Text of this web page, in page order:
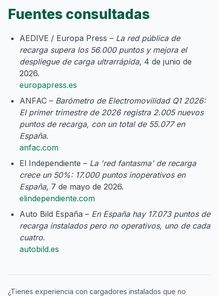
Fuentes consultadas
AEDIVE / Europa Press – La red pública de
recarga supera los 56.000 puntos y mejora el
despliegue de carga ultrarrápida, 4 de junio de
2026.
europapress.es
ANFAC – Barómetro de Electromovilidad Q1 2026:
El primer trimestre de 2026 registra 2.005 nuevos
puntos de recarga, con un total de 55.077 en
España.
anfac.com
El Independiente – La 'red fantasma' de recarga
crece un 50%: 17.000 puntos inoperativos en
España, 7 de mayo de 2026.
elindependiente.com
Auto Bild España – En España hay 17.073 puntos de
recarga instalados pero no operativos, uno de cada
cuatro.
autobild.es
¿Tienes experiencia con cargadores instalados que no